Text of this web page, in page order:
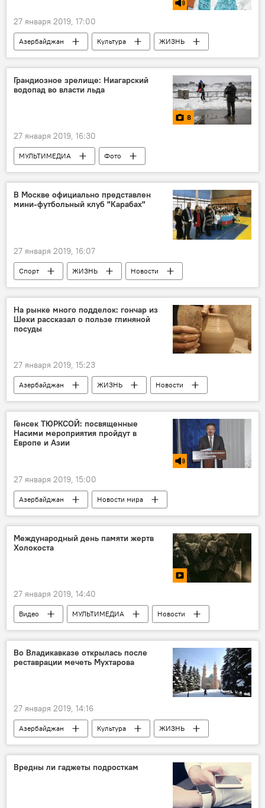
27 января 2019, 17:00
Азербайджан Культура
ЖИЗНЬ
Новости
РАДИО
МУЛЬТИМЕДИА
За кулисами и в свете софитов
Грандиозное зрелище: Ниагарский
водопад во власти льда
8
27 января 2019, 16:30
МУЛЬТИМЕДИА
Фото
Новости мира
ЖИЗНЬ Новости
В Москве официально представлен
мини-футбольный клуб "Карабах"
27 января 2019, 16:07
Спорт ЖИЗНЬ
Новости
Россия
На рынке много подделок: гончар из
Шеки рассказал о пользе глиняной
посуды
27 января 2019, 15:23
Азербайджан ЖИЗНЬ
Новости
Экономика
Генсек ТЮРКСОЙ: посвященные
Насими мероприятия пройдут в
Европе и Азии
27 января 2019, 15:00
Азербайджан
Новости мира
Культура
ЖИЗНЬ
Новости
РАДИО
МУЛЬТИМЕДИА
За кулисами и в свете софитов
Международный день памяти жертв
Холокоста
27 января 2019, 14:40
Видео МУЛЬТИМЕДИА
Новости
Новости мира
ЖИЗНЬ
Во Владикавказе открылась после
реставрации мечеть Мухтарова
27 января 2019, 14:16
Азербайджан Культура
ЖИЗНЬ
Новости
Россия
Вредны ли гаджеты подросткам